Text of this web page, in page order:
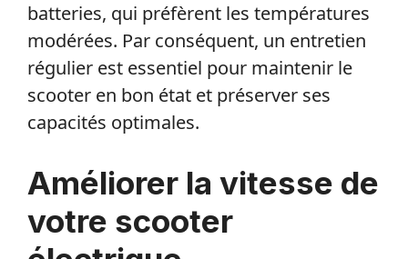
batteries, qui préfèrent les températures
modérées. Par conséquent, un entretien
régulier est essentiel pour maintenir le
scooter en bon état et préserver ses
capacités optimales.
Améliorer la vitesse de
votre scooter